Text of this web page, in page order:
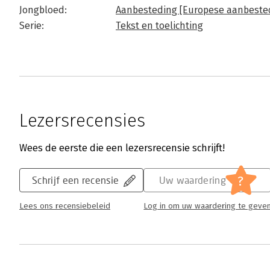
Jongbloed:
Aanbesteding [Europese
Serie:
Tekst en toelichting
Lezersrecensies
Wees de eerste die een lezersrecensie schrijft!
Schrijf een recensie
Lees ons recensiebeleid
Uw waardering ?
Log in om uw waardering te geven